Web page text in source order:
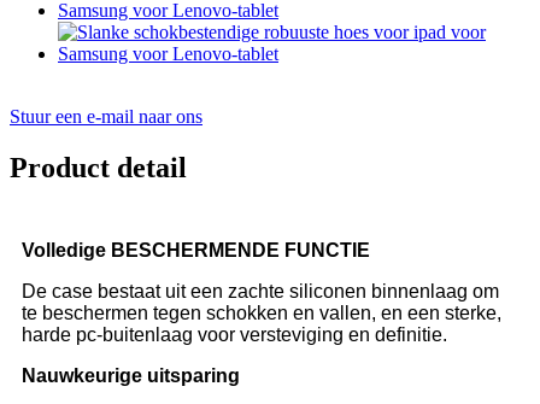
Stuur een e-mail naar ons
Product detail
Volledige BESCHERMENDE FUNCTIE
De case bestaat uit een zachte siliconen binnenlaag om
te beschermen tegen schokken en vallen, en een sterke,
harde pc-buitenlaag voor versteviging en definitie.
Nauwkeurige uitsparing